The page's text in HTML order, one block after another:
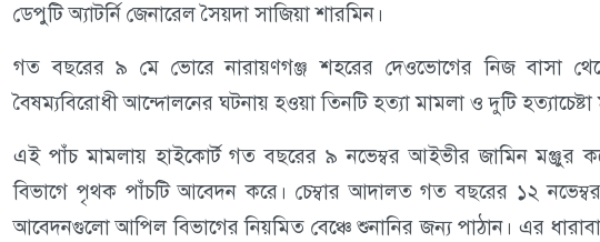
ডেপুটি অ্যাটর্নি জেনারেল সৈয়দা সাজিয়া শারমিন।
গত বছরের ৯ মে ভোরে নারায়ণগঞ্জ শহরের দেওভোগের নিজ বাসা
বৈষম্যবিরোধী আন্দোলনের ঘটনায় হওয়া তিনটি হত্যা মামলা ও দুটি
এই পাঁচ মামলায় হাইকোর্ট গত বছরের ৯ নভেম্বর আইভীর জামিন মঞ্জুর
বিভাগে পৃথক পাঁচটি আবেদন করে। চেম্বার আদালত গত বছরের ১২ নভেম্বর
আবেদনগুলো আপিল বিভাগের নিয়মিত বেঞ্চে শুনানির জন্য পাঠান। এর